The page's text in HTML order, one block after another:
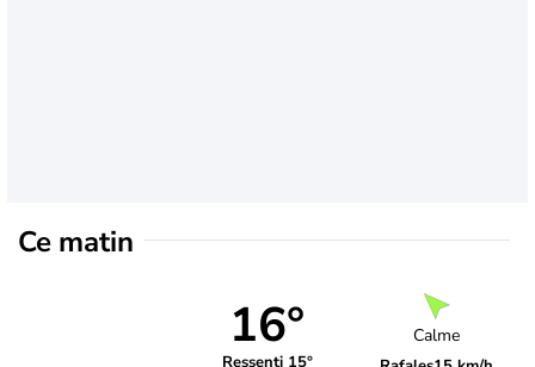
Ce matin
16°
Ressenti 15°
Calme